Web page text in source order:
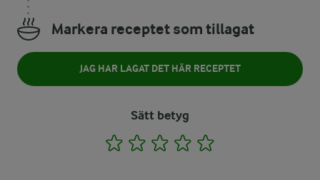
Markera receptet som tillagat
JAG HAR LAGAT DET HÄR RECEPTET
Sätt betyg
1 2 3 4